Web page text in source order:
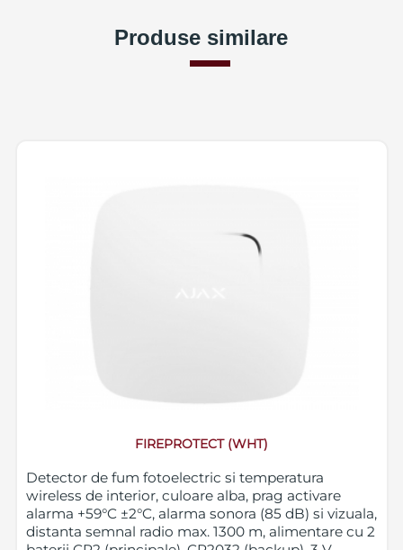
Produse similare
FIREPROTECT (WHT)
Detector de fum fotoelectric si temperatura
wireless de interior, culoare alba, prag activare
alarma +59°C ±2°C, alarma sonora (85 dB) si vizuala,
distanta semnal radio max. 1300 m, alimentare cu 2